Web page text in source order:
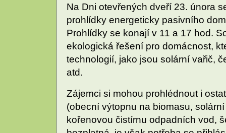
Na Dni otevřených dveří 23. února
prohlídky energeticky pasivního
Prohlídky se konají v 11 a 17 hod.
ekologická řešení pro domácnost,
technologií, jako jsou solární vařič,
atd.
Zájemci si mohou prohlédnout i
(obecní výtopnu na biomasu,
kořenovou čistírnu odpadních vod,